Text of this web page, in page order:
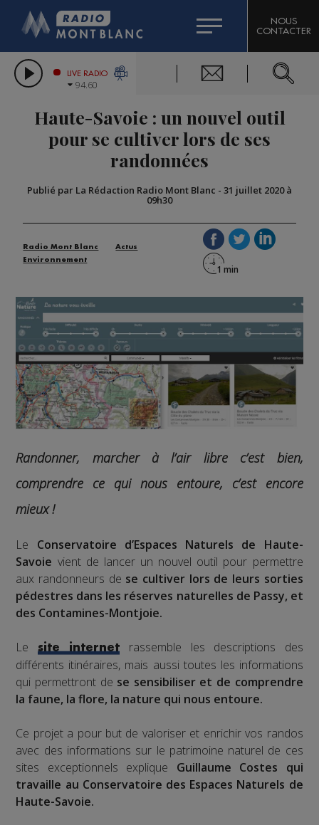
LES CHRONIQUES DE L'EXPERT
CITIZEN MACHINERY
GRAND MASSIF DOMAINES SKIABLES
BIGARD
COMPAGNIE DU MONT-BLANC
NOUS
CONTACTER
LIVE RADIO
94.60
Haute-Savoie : un nouvel outil
pour se cultiver lors de ses
randonnées
Publié par La Rédaction Radio Mont Blanc - 31 juillet 2020 à
09h30
Radio Mont Blanc
Actus
Environnement
Randonner, marcher à l’air libre c’est bien,
comprendre ce qui nous entoure, c’est encore
mieux !
Le Conservatoire d’Espaces Naturels de Haute-
Savoie vient de lancer un nouvel outil pour permettre
aux randonneurs de se cultiver lors de leurs sorties
pédestres dans les réserves naturelles de Passy, et
des Contamines-Montjoie.
Le site internet
rassemble les descriptions des
différents itinéraires, mais aussi toutes les informations
qui permettront de se sensibiliser et de comprendre
la faune, la flore, la nature qui nous entoure.
Ce projet a pour but de valoriser et enrichir vos randos
avec des informations sur le patrimoine naturel de ces
sites exceptionnels explique Guillaume Costes qui
travaille au Conservatoire des Espaces Naturels de
Haute-Savoie.